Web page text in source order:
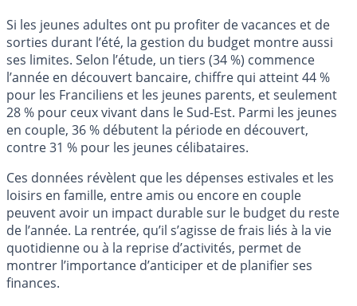
Si les jeunes adultes ont pu profiter de vacances et de
sorties durant l’été, la gestion du budget montre aussi
ses limites. Selon l’étude, un tiers (34 %) commence
l’année en découvert bancaire, chiffre qui atteint 44 %
pour les Franciliens et les jeunes parents, et seulement
28 % pour ceux vivant dans le Sud-Est. Parmi les jeunes
en couple, 36 % débutent la période en découvert,
contre 31 % pour les jeunes célibataires.
Ces données révèlent que les dépenses estivales et les
loisirs en famille, entre amis ou encore en couple
peuvent avoir un impact durable sur le budget du reste
de l’année. La rentrée, qu’il s’agisse de frais liés à la vie
quotidienne ou à la reprise d’activités, permet de
montrer l’importance d’anticiper et de planifier ses
finances.